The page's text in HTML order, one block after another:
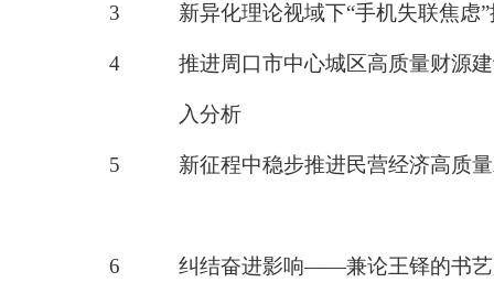
3 新异化理论视域下“手机失联焦虑
4 推进周口市中心城区高质量财源
入分析
5 新征程中稳步推进民营经济高质
6 纠结奋进影响——兼论王铎的书艺